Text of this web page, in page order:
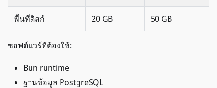
พื้นที่ดิสก์ 20 GB 50 GB
ซอฟต์แวร์ที่ต้องใช้:
Bun runtime
ฐานข้อมูล PostgreSQL